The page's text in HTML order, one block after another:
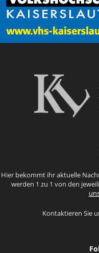
Hier bekommt ihr aktuelle
werden 1 zu 1 von den
Kontaktieren Sie